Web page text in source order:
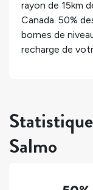
rayon de 15km
Canada. 50%
bornes de
recharge de
Salmo